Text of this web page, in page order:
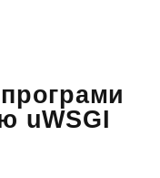
uWSGI